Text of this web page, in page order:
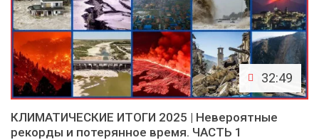
32:49
КЛИМАТИЧЕСКИЕ ИТОГИ 2025 | Невероятные
рекорды и потерянное время. ЧАСТЬ 1